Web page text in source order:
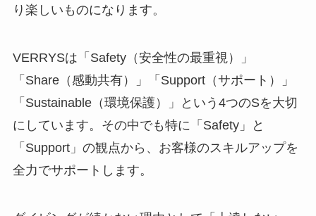
り楽しいものになります。
VERRYSは「Safety（安全性の最重視）」
「Share（感動共有）」「Support（サポート）」
「Sustainable（環境保護）」という4つのSを大切
にしています。その中でも特に「Safety」と
「Support」の観点から、お客様のスキルアップを
全力でサポートします。